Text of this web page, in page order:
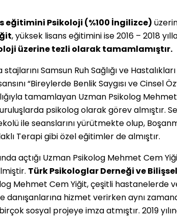
eğitimini Psikoloji (%100 İngilizce)
, yüksek lisans eğitimini ise 2016 – 2018
üzerine tezli olarak tamamlamıştır.
Samsun Ruh Sağlığı ve
“Bireylerde Benlik Saygısı ve Cinsel
tamamlayan Uzman Psikolog
psikolog olarak görev almıştır.
ile seanslarını yürütmekte olup,
Terapi gibi özel eğitimler de almıştır.
açtığı Uzman Psikolog Mehmet Cem
Türk Psikologlar Derneği ve Bilişsel
Mehmet Cem Yiğit, çeşitli hastanelerde
danışanlarına hizmet verirken aynı
sosyal projeye imza atmıştır. 2019